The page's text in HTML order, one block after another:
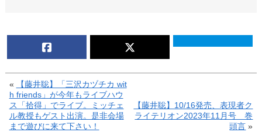
«
【藤井聡】「三沢カヅチカ wit
h friends」が今年もライブハウ
ス「拾得」でライブ。ミッチェ
ル教授もゲスト出演。是非会場
まで遊びに来て下さい！
【藤井聡】10/16発売、表現者ク
ライテリオン2023年11月号 巻
頭言 »